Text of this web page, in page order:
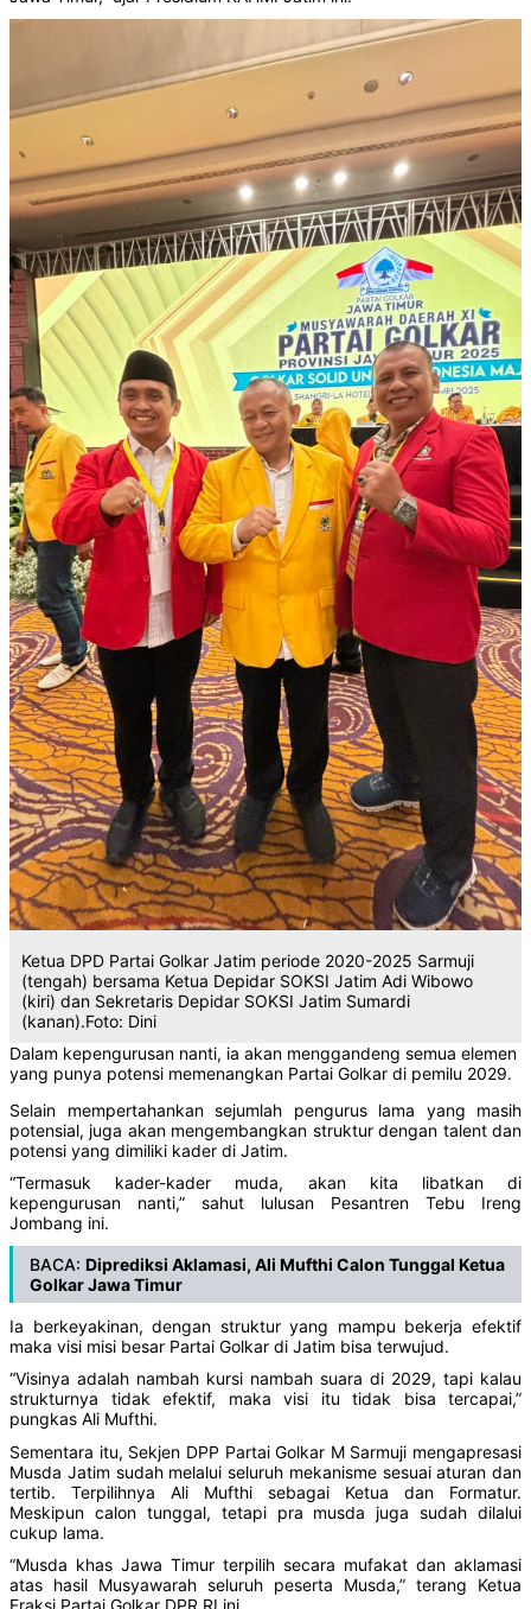
Ketua DPD Partai Golkar Jatim periode 2020-2025 Sarmuji
(tengah) bersama Ketua Depidar SOKSI Jatim Adi Wibowo
(kiri) dan Sekretaris Depidar SOKSI Jatim Sumardi
(kanan).Foto: Dini
Dalam kepengurusan nanti, ia akan menggandeng semua elemen
yang punya potensi memenangkan Partai Golkar di pemilu 2029.
Selain mempertahankan sejumlah pengurus lama yang masih
potensial, juga akan mengembangkan struktur dengan talent dan
potensi yang dimiliki kader di Jatim.
“Termasuk kader-kader muda, akan kita libatkan di
kepengurusan nanti,” sahut lulusan Pesantren Tebu Ireng
Jombang ini.
BACA: Diprediksi Aklamasi, Ali Mufthi Calon Tunggal Ketua
Golkar Jawa Timur
Ia berkeyakinan, dengan struktur yang mampu bekerja efektif
maka visi misi besar Partai Golkar di Jatim bisa terwujud.
“Visinya adalah nambah kursi nambah suara di 2029, tapi kalau
strukturnya tidak efektif, maka visi itu tidak bisa tercapai,”
pungkas Ali Mufthi.
Sementara itu, Sekjen DPP Partai Golkar M Sarmuji mengapresasi
Musda Jatim sudah melalui seluruh mekanisme sesuai aturan dan
tertib. Terpilihnya Ali Mufthi sebagai Ketua dan Formatur.
Meskipun calon tunggal, tetapi pra musda juga sudah dilalui
cukup lama.
“Musda khas Jawa Timur terpilih secara mufakat dan aklamasi
atas hasil Musyawarah seluruh peserta Musda,” terang Ketua